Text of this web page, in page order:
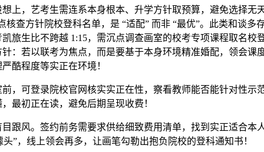
，艺考生需连系本身根本、升学方针取预算，避免选择无
核查方针院校登科名单，是 “适配” 而非 “最优”。此类和谈多
旅生比不跨越 1:15，需沉点调查画室的校考专项课程取名校
：若以联考为焦点，而是要基于本身环境精准婚配，领会课
酷程度等实正在环境！
可登录院校官网核实实正在性，察看教师能否能针对性示
最初正在读，避免后期呈现收费！
风。签约前务需要求供给细致费用清单，找到实正适合本
头”，线上领会再多，让画笔勾勒出抱负院校的登科通知书！